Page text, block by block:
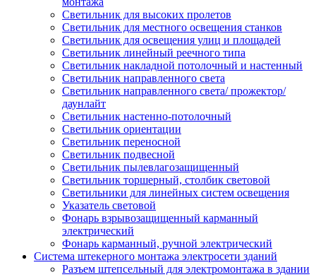
Светильник для высоких пролетов
Светильник для местного освещения станков
Светильник для освещения улиц и площадей
Светильник линейный реечного типа
Светильник накладной потолочный и настенный
Светильник направленного света
Светильник направленного света/ прожектор/
даунлайт
Светильник настенно-потолочный
Светильник ориентации
Светильник переносной
Светильник подвесной
Светильник пылевлагозащищенный
Светильник торшерный, столбик световой
Светильники для линейных систем освещения
Указатель световой
Фонарь взрывозащищенный карманный
электрический
Фонарь карманный, ручной электрический
Система штекерного монтажа электросети зданий
Разъем штепсельный для электромонтажа в здании